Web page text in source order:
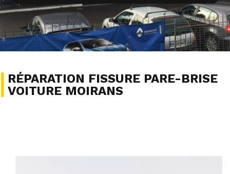
RÉPARATION FISSURE PARE-BRISE
VOITURE MOIRANS